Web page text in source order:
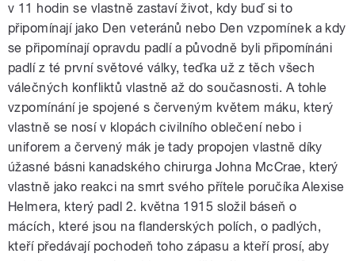
v 11 hodin se vlastně zastaví život, kdy buď si to
připomínají jako Den veteránů nebo Den vzpomínek a kdy
se připomínají opravdu padlí a původně byli připomínáni
padlí z té první světové války, teďka už z těch všech
válečných konfliktů vlastně až do současnosti. A tohle
vzpomínání je spojené s červeným květem máku, který
vlastně se nosí v klopách civilního oblečení nebo i
uniforem a červený mák je tady propojen vlastně díky
úžasné básni kanadského chirurga Johna McCrae, který
vlastně jako reakci na smrt svého přítele poručíka Alexise
Helmera, který padl 2. května 1915 složil báseň o
mácích, které jsou na flanderských polích, o padlých,
kteří předávají pochodeň toho zápasu a kteří prosí, aby